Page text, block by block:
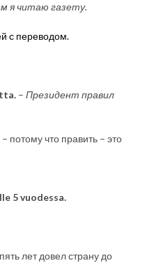
я читаю газету.
с переводом.
– Президент правил
– потому что править – это
5 vuodessa.
лет довел страну до